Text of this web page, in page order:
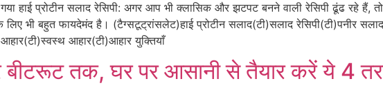
हाई प्रोटीन सलाद रेसिपी: अगर आप भी क्लासिक और झटपट बनने वाली रेसिपी ढूंढ रहे
भी बहुत फायदेमंद है। (टैग्सटूट्रांसलेट)हाई प्रोटीन सलाद(टी)सलाद रेसिपी(टी)पनीर
आहार(टी)आहार युक्तियाँ
बीटरूट तक, घर पर आसानी से तैयार करें ये 4